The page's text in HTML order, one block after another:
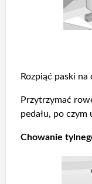
Rozpiąć paski
Przytrzymać
pedału, po
Chowanie